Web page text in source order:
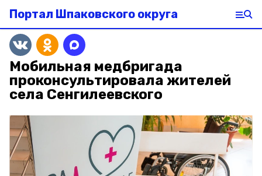
Портал Шпаковского округа
Мобильная медбригада
проконсультировала жителей
села Сенгилеевского